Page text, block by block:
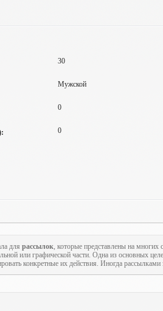
30
Мужской
0
0
для рассылок, которые представлены на
или графической части. Одна из основных
конкретные их действия. Иногда рассылками